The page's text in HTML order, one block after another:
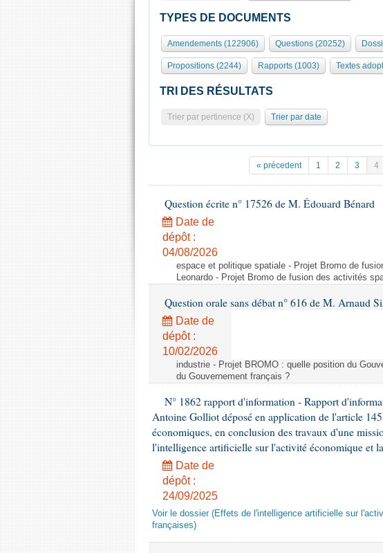
TYPES DE DOCUMENTS
Amendements (122906) Questions (20252)
Propositions (2244) Rapports (1003) Textes
TRI DES RÉSULTATS
Trier par pertinence (X) Trier par date
« précedent 1 2 3 4
Question écrite n° 17526 de M. Édouard Bénard
Date de
dépôt :
04/08/2026
espace et politique spatiale - Projet Bromo de
Leonardo - Projet Bromo de fusion des activités
Question orale sans débat n° 616 de M. Arnaud
Date de
dépôt :
10/02/2026
industrie - Projet BROMO : quelle position du
du Gouvernement français ?
N° 1862 rapport d'information - Rapport
Antoine Golliot déposé en application de l'article
économiques, en conclusion des travaux d'une
l'intelligence artificielle sur l'activité économique et
Date de
dépôt :
24/09/2025
Voir le dossier (Effets de l'intelligence artificielle sur
françaises)